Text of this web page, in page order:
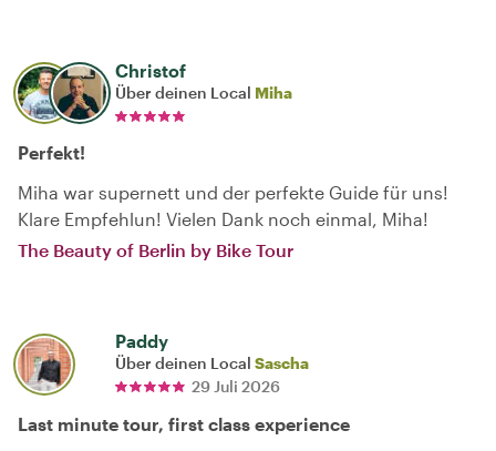
Christof
Über deinen Local Miha
Perfekt!
Miha war supernett und der perfekte Guide für uns!
Klare Empfehlun! Vielen Dank noch einmal, Miha!
The Beauty of Berlin by Bike Tour
Paddy
Über deinen Local Sascha
29 Juli 2026
Last minute tour, first class experience